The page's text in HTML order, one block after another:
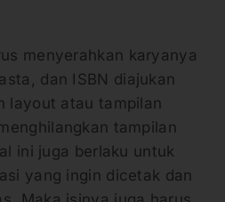
menyerahkan karyanya
dan ISBN diajukan
layout atau tampilan
tampilan
ini juga berlaku untuk
yang ingin dicetak dan